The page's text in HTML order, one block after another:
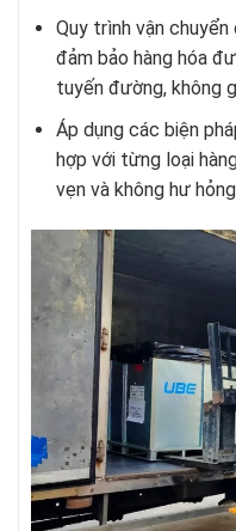
Quy trình vận
đảm bảo hàng hóa
tuyến đường, không
Áp dụng các biện
hợp với từng loại
vẹn và không hư